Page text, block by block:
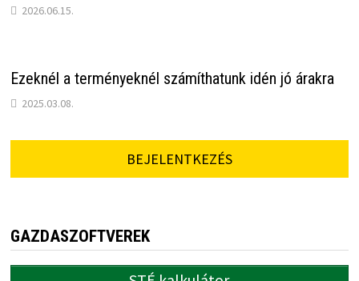
2026.06.15.
Ezeknél a terményeknél számíthatunk idén jó árakra
2025.03.08.
BEJELENTKEZÉS
GAZDASZOFTVEREK